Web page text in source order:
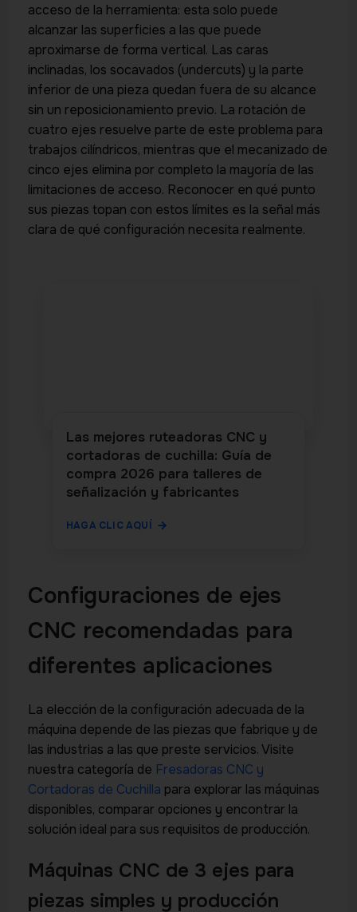
acceso de la herramienta: esta solo puede
alcanzar las superficies a las que puede
aproximarse de forma vertical. Las caras
inclinadas, los socavados (undercuts) y la parte
inferior de una pieza quedan fuera de su alcance
sin un reposicionamiento previo. La rotación de
cuatro ejes resuelve parte de este problema para
trabajos cilíndricos, mientras que el mecanizado de
cinco ejes elimina por completo la mayoría de las
limitaciones de acceso. Reconocer en qué punto
sus piezas topan con estos límites es la señal más
clara de qué configuración necesita realmente.
Las mejores ruteadoras CNC y
cortadoras de cuchilla: Guía de
compra 2026 para talleres de
señalización y fabricantes
HAGA CLIC AQUÍ
Configuraciones de ejes
CNC recomendadas para
diferentes aplicaciones
La elección de la configuración adecuada de la
máquina depende de las piezas que fabrique y de
las industrias a las que preste servicios. Visite
nuestra categoría de Fresadoras CNC y
Cortadoras de Cuchilla para explorar las máquinas
disponibles, comparar opciones y encontrar la
solución ideal para sus requisitos de producción.
Máquinas CNC de 3 ejes para
piezas simples y producción